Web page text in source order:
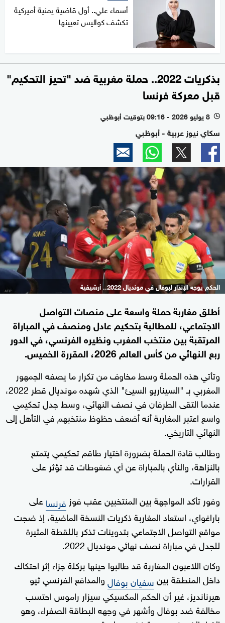
أسماء علي.. أول قاضية يمنية أميركية
تكشف كواليس تعيينها
بذكريات 2022.. حملة مغربية ضد "تحيز التحكيم"
قبل معركة فرنسا
l 8 يوليو 2026 - 09:16 بتوقيت أبوظبي
سكاي نيوز عربية - أبوظبي
الحكم يوجه الإنذار لبوفال في مونديال 2022.. أرشيفية
أطلق مغاربة حملة واسعة على منصات التواصل
الاجتماعي، للمطالبة بتحكيم عادل ومنصف في المباراة
المرتقبة بين منتخب المغرب ونظيره الفرنسي، في الدور
ربع النهائي من كأس العالم 2026، المقررة الخميس.
وتأتي هذه الحملة وسط مخاوف من تكرار ما يصفه الجمهور
المغربي بـ "السيناريو السيئ" الذي شهده مونديال قطر 2022،
عندما التقى الطرفان في نصف النهائي، وسط جدل تحكيمي
واسع اعتبر المغاربة أنه أضعف حظوظ منتخبهم في التأهل إلى
النهائي التاريخي.
وطالب قادة الحملة بضرورة اختيار طاقم تحكيمي يتمتع
بالنزاهة، والنأي بالمباراة عن أي ضغوطات قد تؤثر على
القرارات.
وفور تأكد المواجهة بين المنتخبين عقب فوز فرنسا على
باراغواي، استعاد المغاربة ذكريات النسخة الماضية، إذ ضجت
مواقع التواصل الاجتماعي بتدوينات تذكر باللقطة المثيرة
للجدل في مباراة نصف نهائي مونديال 2022.
وكان اللاعبون المغاربة قد طالبوا حينها بركلة جزاء إثر احتكاك
داخل المنطقة بينسفيان بوفالوالمدافع الفرنسي ثيو
هيرنانديز، غير أن الحكم المكسيكي سيزار راموس احتسب
مخالفة ضد بوفال وأشهر في وجهه البطاقة الصفراء، وهو